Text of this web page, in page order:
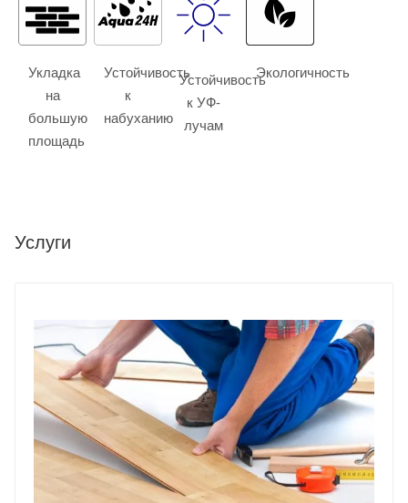
Укладка
на
большую
площадь
Устойчивость
к
набуханию
Устойчивость
к УФ-
лучам
Экологичность
Услуги